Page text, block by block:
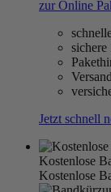
zur Online
sichere
Jetzt schnell
Kostenlose
Kostenlose